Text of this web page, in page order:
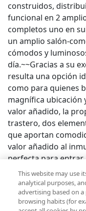
construidos,
funcional en 2
completos uno en
un amplio salón-
cómodos y
día.~~Gracias a su
resulta una opción
como para quienes
magnífica ubicación
valor añadido, la
trastero, dos
que aportan
valor añadido al
perfecta para
tranquilo sin
Llanera se ha
con mayor
This website may use
analytical purposes,
advertising based on
browsing habits (for